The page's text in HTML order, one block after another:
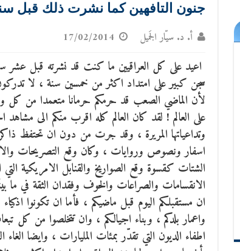
جنون التافهين كما نشرت ذلك قبل
أ. د. سيّار الجَميل 17/02/2014
اعيد على كل العراقيين ما كنت قد نشرته قبل
سجن كبير على امتداد اكثر من خمسين سنة ، لا
لأن الماضي الصعب قد حرمكم حرمانا متعمدا من كل
على العالم ! لقد كان العالم كله اقرب منكم الى مشاهد
وتداعياتها المريرة ، وقد جرت من دون ان تحتفظ
اسفار ونصوص وروايات ، وكان وقع التصريحات
الشتات كقسوة وقع الصواريخ والقنابل الامريكية
الانقسامات والصراعات والخوف وفقدان الثقة في ما
ان مستقبلكم اليوم قبل ماضيكم ، فأما ان تكونوا
واعمار بلدكم ، وبناء اجيالكم ، وان تتخلصوا من
اطفاء الديون التي تقدّر بمئات المليارات ، وايضا الغاء